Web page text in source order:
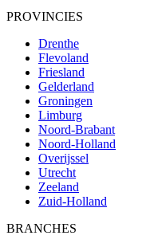
PROVINCIES
Drenthe
Flevoland
Friesland
Gelderland
Groningen
Limburg
Noord-Brabant
Noord-Holland
Overijssel
Utrecht
Zeeland
Zuid-Holland
BRANCHES